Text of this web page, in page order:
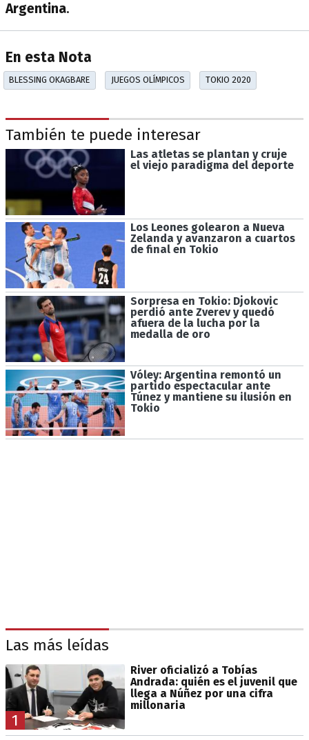
Argentina.
En esta Nota
BLESSING OKAGBARE JUEGOS OLÍMPICOS TOKIO 2020
También te puede interesar
Las atletas se plantan y cruje
el viejo paradigma del deporte
Los Leones golearon a Nueva
Zelanda y avanzaron a cuartos
de final en Tokio
Sorpresa en Tokio: Djokovic
perdió ante Zverev y quedó
afuera de la lucha por la
medalla de oro
Vóley: Argentina remontó un
partido espectacular ante
Túnez y mantiene su ilusión en
Tokio
Las más leídas
1
River oficializó a Tobías
Andrada: quién es el juvenil que
llega a Núñez por una cifra
millonaria